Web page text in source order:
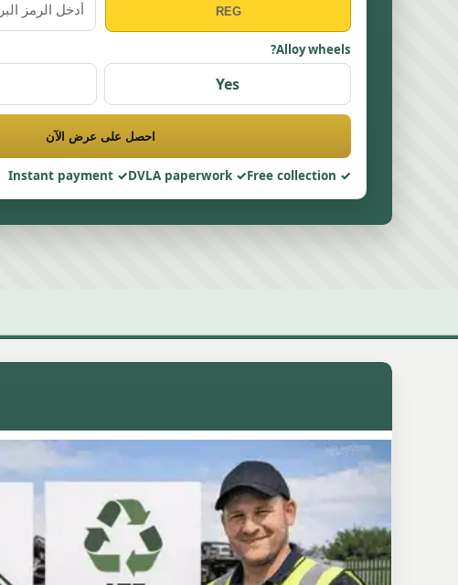
Alloy wheels?
Yes
احصل على عرض الآن
Free collection
DVLA paperwork
Instant payment